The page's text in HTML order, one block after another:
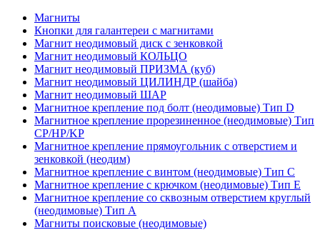
Магниты
Кнопки для галантереи с магнитами
Магнит неодимовый диск с зенковкой
Магнит неодимовый КОЛЬЦО
Магнит неодимовый ПРИЗМА (куб)
Магнит неодимовый ЦИЛИНДР (шайба)
Магнит неодимовый ШАР
Магнитное крепление под болт (неодимовые) Тип D
Магнитное крепление прорезиненное (неодимовые) Тип
CP/HP/KP
Магнитное крепление прямоугольник с отверстием и
зенковкой (неодим)
Магнитное крепление с винтом (неодимовые) Тип С
Магнитное крепление с крючком (неодимовые) Тип Е
Магнитное крепление со сквозным отверстием круглый
(неодимовые) Тип А
Магниты поисковые (неодимовые)